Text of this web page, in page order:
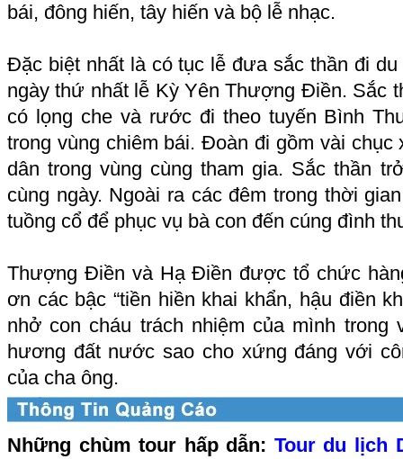
bái, đông hiến, tây hiến và bộ lễ nhạc.
Đặc biệt nhất là có tục lễ đưa sắc thần đi
ngày thứ nhất lễ Kỳ Yên Thượng Điền. Sắc
có lọng che và rước đi theo tuyến Bình
trong vùng chiêm bái. Đoàn đi gồm vài
dân trong vùng cùng tham gia. Sắc thần
cùng ngày. Ngoài ra các đêm trong thời
tuồng cổ để phục vụ bà con đến cúng đình
Thượng Điền và Hạ Điền được tổ chức
ơn các bậc “tiền hiền khai khẩn, hậu điền
nhở con cháu trách nhiệm của mình
hương đất nước sao cho xứng đáng với
của cha ông.
Những chùm tour hấp dẫn: Tour du lịch